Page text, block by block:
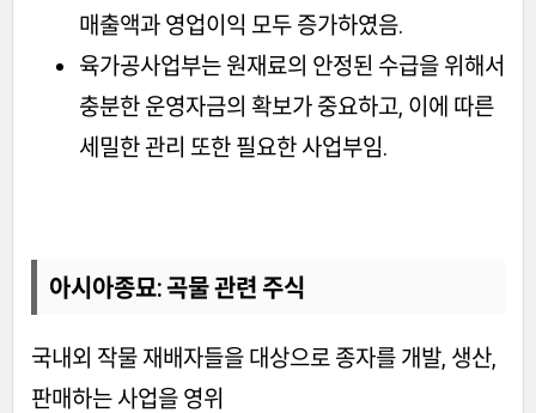
매출액과 영업이익 모두 증가하였음.
육가공사업부는 원재료의 안정된 수급을 위해서
충분한 운영자금의 확보가 중요하고, 이에 따른
세밀한 관리 또한 필요한 사업부임.
아시아종묘: 곡물 관련 주식
국내외 작물 재배자들을 대상으로 종자를 개발, 생산,
판매하는 사업을 영위